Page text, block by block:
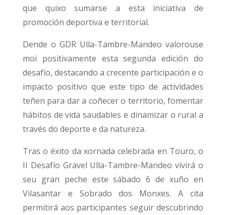
que quixo sumarse a esta iniciativa de
promoción deportiva e territorial.
Dende o GDR Ulla-Tambre-Mandeo valorouse
moi positivamente esta segunda edición do
desafío, destacando a crecente participación e o
impacto positivo que este tipo de actividades
teñen para dar a coñecer o territorio, fomentar
hábitos de vida saudables e dinamizar o rural a
través do deporte e da natureza.
Tras o éxito da xornada celebrada en Touro, o
II Desafío Gravel Ulla-Tambre-Mandeo vivirá o
seu gran peche este sábado 6 de xuño en
Vilasantar e Sobrado dos Monxes. A cita
permitirá aos participantes seguir descubrindo